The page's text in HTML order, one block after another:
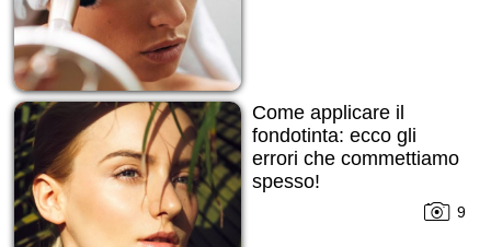
Come applicare il
fondotinta: ecco gli
errori che commettiamo
spesso!
9